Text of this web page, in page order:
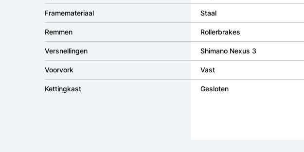
Framemateriaal Staal
Remmen Rollerbrakes
Versnellingen Shimano Nexus 3
Voorvork Vast
Kettingkast Gesloten